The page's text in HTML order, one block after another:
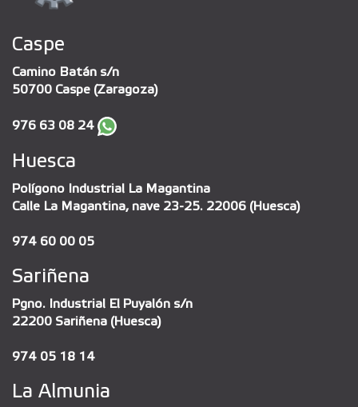
Caspe
Camino Batán s/n
50700 Caspe (Zaragoza)
976 63 08 24
Huesca
Polígono Industrial La Magantina
Calle La Magantina, nave 23-25. 22006 (Huesca)
974 60 00 05
Sariñena
Pgno. Industrial El Puyalón s/n
22200 Sariñena (Huesca)
974 05 18 14
La Almunia